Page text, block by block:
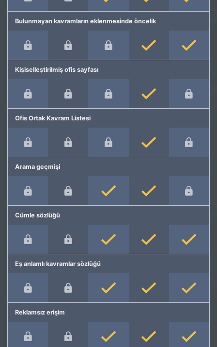
Bulunmayan kavramların eklenmesinde öncelik
Kişiselleştirilmiş ofis sayfası
Ofis Ortak Kavram Listesi
Arama geçmişi
Cümle sözlüğü
Eş anlamlı kavramlar sözlüğü
Reklamsız erişim